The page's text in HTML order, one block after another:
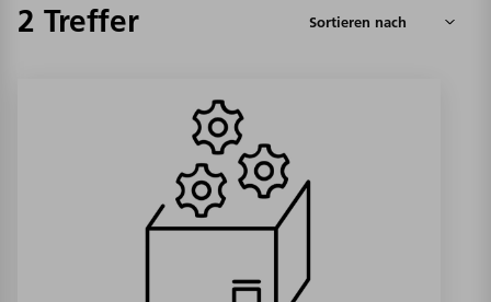
2 Treffer